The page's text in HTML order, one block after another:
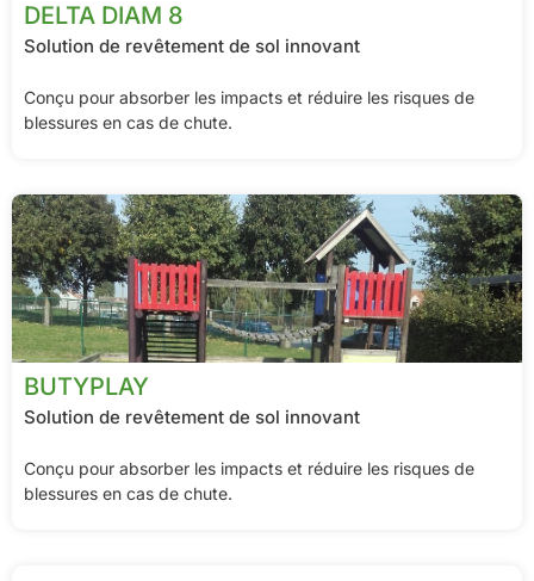
DELTA DIAM 8
Solution de revêtement de sol innovant
Conçu pour absorber les impacts et réduire les risques de
blessures en cas de chute.
BUTYPLAY
Solution de revêtement de sol innovant
Conçu pour absorber les impacts et réduire les risques de
blessures en cas de chute.